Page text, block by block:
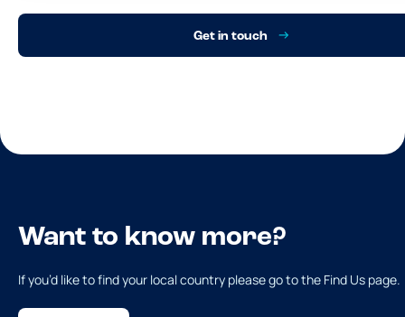
Get in touch
Want to know more?
If you’d like to find your local country please go to the Find Us page.